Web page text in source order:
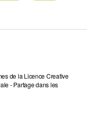
de la Licence Creative
- Partage dans les